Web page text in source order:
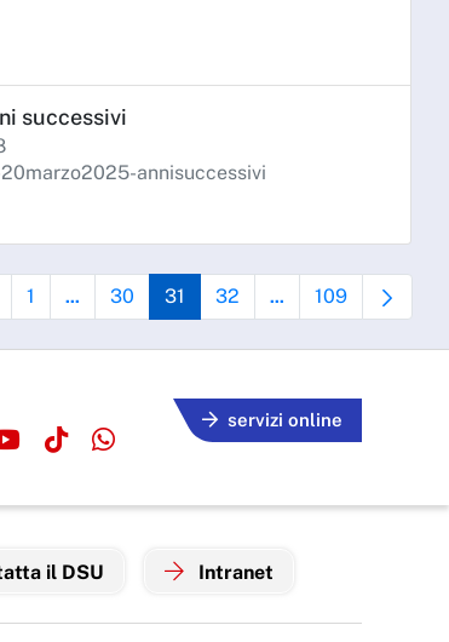
successivi
annisuccessivi
Pagina
1 ...Pagine intermedie Use TAB to navigate.
Pagina
30 Pagina
31 Pagina
32 ...Pagine intermedie
Pagina
109
servizi online
il DSU Intranet